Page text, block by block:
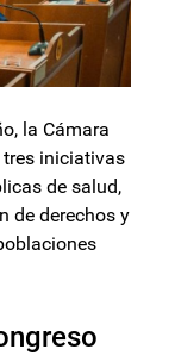
la Cámara
iniciativas
de salud,
de derechos y